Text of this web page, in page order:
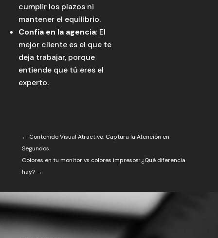
cumplir los plazos ni
mantener el equilibrio.
Confía en la agencia: El
mejor cliente es el que te
deja trabajar, porque
entiende que tú eres el
experto.
← Contenido Visual Atractivo: Captura la Atención en
Segundos.
Colores en tu monitor vs colores impresos: ¿Qué diferencia
hay?→